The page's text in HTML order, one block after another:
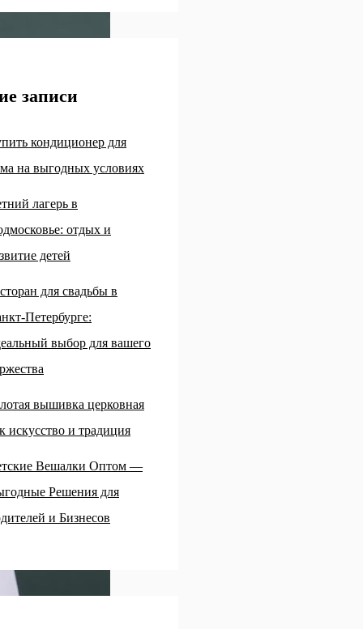
записи
кондиционер для
на выгодных условиях
лагерь в
отдых и
детей
для свадьбы в
Петербурге:
выбор для вашего
вышивка церковная
искусство и традиция
Вешалки Оптом —
Решения для
и Бизнесов